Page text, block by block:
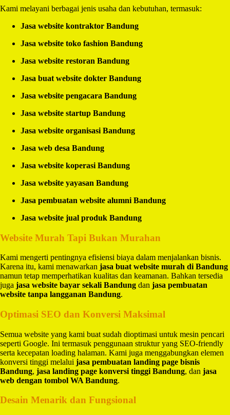
Kami melayani berbagai jenis usaha dan kebutuhan, termasuk:
Jasa website kontraktor Bandung
Jasa website toko fashion Bandung
Jasa website restoran Bandung
Jasa buat website dokter Bandung
Jasa website pengacara Bandung
Jasa website startup Bandung
Jasa website organisasi Bandung
Jasa web desa Bandung
Jasa website koperasi Bandung
Jasa website yayasan Bandung
Jasa pembuatan website alumni Bandung
Jasa website jual produk Bandung
Website Murah Tapi Bukan Murahan
Kami mengerti pentingnya efisiensi biaya dalam menjalankan bisnis.
Karena itu, kami menawarkan jasa buat website murah di Bandung
namun tetap memperhatikan kualitas dan keamanan. Bahkan tersedia
juga jasa website bayar sekali Bandung dan jasa pembuatan
website tanpa langganan Bandung.
Optimasi SEO dan Konversi Maksimal
Semua website yang kami buat sudah dioptimasi untuk mesin pencari
seperti Google. Ini termasuk penggunaan struktur yang SEO-friendly
serta kecepatan loading halaman. Kami juga menggabungkan elemen
konversi tinggi melalui jasa pembuatan landing page bisnis
Bandung, jasa landing page konversi tinggi Bandung, dan jasa
web dengan tombol WA Bandung.
Desain Menarik dan Fungsional